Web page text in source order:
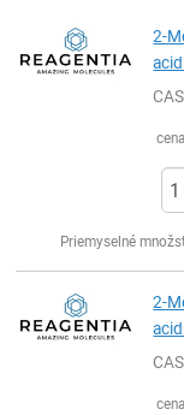
2-
Priemyselné
2-